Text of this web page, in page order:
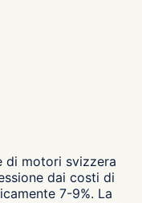
di motori svizzera
dai costi di
7-9%. La